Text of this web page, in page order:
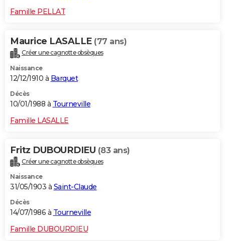
Famille PELLAT
Maurice LASALLE (77 ans)
Créer une cagnotte obsèques
Naissance
12/12/1910 à Barquet
Décès
10/01/1988 à Tourneville
Famille LASALLE
Fritz DUBOURDIEU (83 ans)
Créer une cagnotte obsèques
Naissance
31/05/1903 à Saint-Claude
Décès
14/07/1986 à Tourneville
Famille DUBOURDIEU